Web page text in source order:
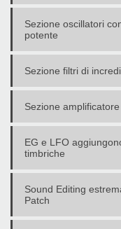
Sezione oscillatori
potente
Sezione filtri di
Sezione
EG e LFO
timbriche
Sound Editing
Patch